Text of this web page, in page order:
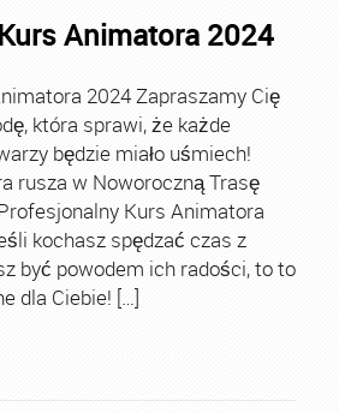
Animatora 2024
2024 Zapraszamy Cię
która sprawi, że każde
będzie miało uśmiech!
rusza w Noworoczną Trasę
Kurs Animatora
kochasz spędzać czas z
być powodem ich radości, to to
dla Ciebie! […]